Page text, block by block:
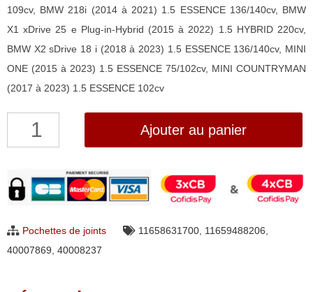
109cv, BMW 218i (2014 à 2021) 1.5 ESSENCE 136/140cv, BMW
X1 xDrive 25 e Plug-in-Hybrid (2015 à 2022) 1.5 HYBRID 220cv,
BMW X2 sDrive 18 i (2018 à 2023) 1.5 ESSENCE 136/140cv, MINI
ONE (2015 à 2023) 1.5 ESSENCE 75/102cv, MINI COUNTRYMAN
(2017 à 2023) 1.5 ESSENCE 102cv
quantité
de
joints
turbo
Ajouter au panier
Pochettes de joints 11658631700, 11659488206,
40007869, 40008237